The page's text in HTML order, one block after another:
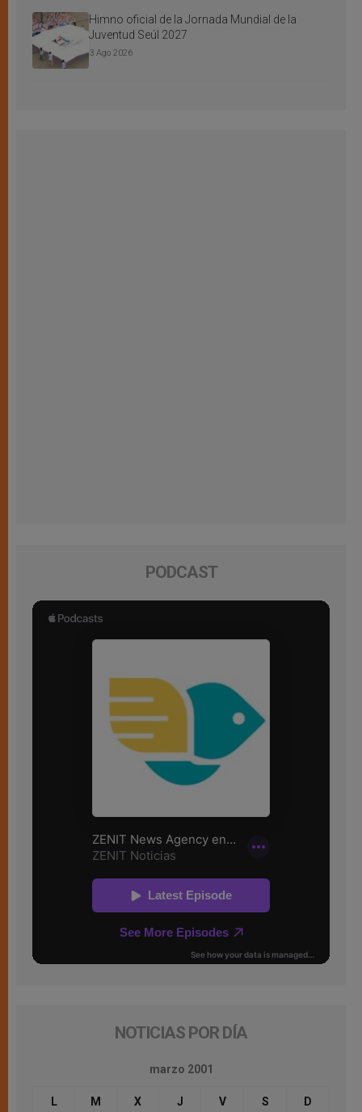
Himno oficial de la Jornada Mundial de la
Juventud Seúl 2027
3 Ago 2026
PODCAST
NOTICIAS POR DÍA
marzo 2001
L M X J V S D